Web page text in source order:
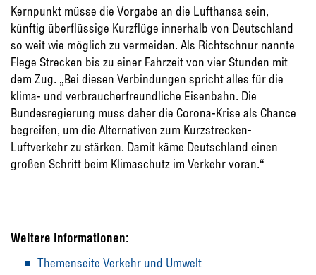
Kernpunkt müsse die Vorgabe an die Lufthansa sein,
künftig überflüssige Kurzflüge innerhalb von Deutschland
so weit wie möglich zu vermeiden. Als Richtschnur nannte
Flege Strecken bis zu einer Fahrzeit von vier Stunden mit
dem Zug. „Bei diesen Verbindungen spricht alles für die
klima- und verbraucherfreundliche Eisenbahn. Die
Bundesregierung muss daher die Corona-Krise als Chance
begreifen, um die Alternativen zum Kurzstrecken-
Luftverkehr zu stärken. Damit käme Deutschland einen
großen Schritt beim Klimaschutz im Verkehr voran.“
Weitere Informationen:
Themenseite Verkehr und Umwelt